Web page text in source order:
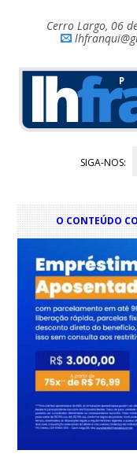
Cerro Largo, 06
SIGA-NOS:
O CONTEÚDO